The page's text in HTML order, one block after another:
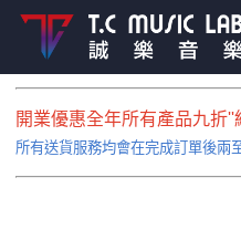
開業優惠全年所有產品九折
所有送貨服務均會在完成訂單後兩